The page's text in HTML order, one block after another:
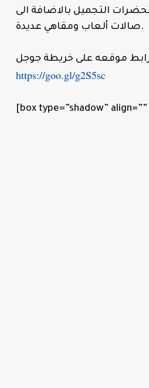
التجميل بالاضافة الى
صالات ألعاب ومقاهي عديدة.
https://goo.gl/g2S5sc
[box type=”shadow”